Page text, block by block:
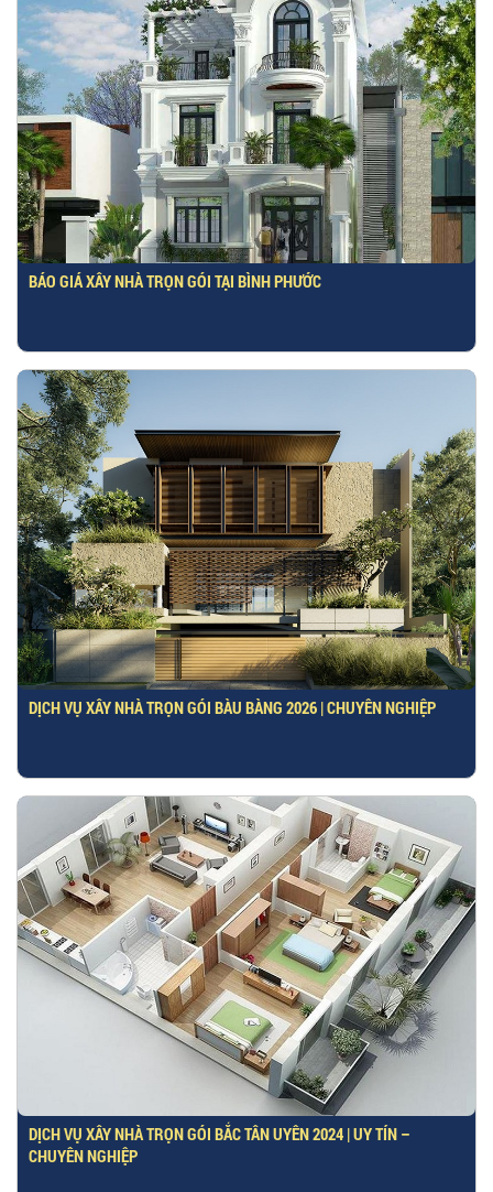
BÁO GIÁ XÂY NHÀ TRỌN GÓI TẠI BÌNH PHƯỚC
DỊCH VỤ XÂY NHÀ TRỌN GÓI BÀU BÀNG 2026 | CHUYÊN NGHIỆP
DỊCH VỤ XÂY NHÀ TRỌN GÓI BẮC TÂN UYÊN 2024 | UY TÍN –
CHUYÊN NGHIỆP